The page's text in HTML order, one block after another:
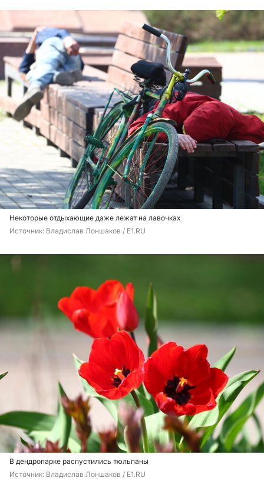
Некоторые отдыхающие даже лежат на лавочках
Источник: Владислав Лоншаков / E1.RU
В дендропарке распустились тюльпаны
Источник: Владислав Лоншаков / E1.RU